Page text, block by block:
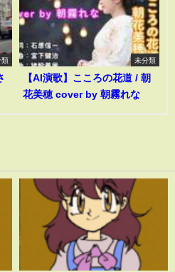
類 未分類
【AI演歌】こころの花道 / 朝
花美穂 cover by 朝霧れな